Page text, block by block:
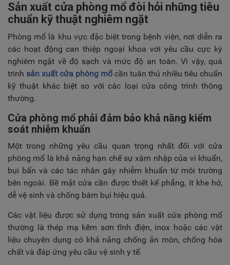
Sản xuất cửa phòng mổ đòi hỏi những tiêu
chuẩn kỹ thuật nghiêm ngặt
Phòng mổ là khu vực đặc biệt trong bệnh viện, nơi diễn ra
các hoạt động can thiệp ngoại khoa với yêu cầu cực kỳ
nghiêm ngặt về độ sạch và mức độ an toàn. Vì vậy, quá
trình sản xuất cửa phòng mổ cần tuân thủ nhiều tiêu chuẩn
kỹ thuật khác biệt so với các loại cửa công trình thông
thường.
Cửa phòng mổ phải đảm bảo khả năng kiểm
soát nhiễm khuẩn
Một trong những yêu cầu quan trọng nhất đối với cửa
phòng mổ là khả năng hạn chế sự xâm nhập của vi khuẩn,
bụi bẩn và các tác nhân gây nhiễm khuẩn từ môi trường
bên ngoài. Bề mặt cửa cần được thiết kế phẳng, ít khe hở,
dễ vệ sinh và chống bám bụi hiệu quả.
Các vật liệu được sử dụng trong sản xuất cửa phòng mổ
thường là thép mạ kẽm sơn tĩnh điện, inox hoặc các vật
liệu chuyên dụng có khả năng chống ăn mòn, chống hóa
chất và đáp ứng yêu cầu vệ sinh y tế.